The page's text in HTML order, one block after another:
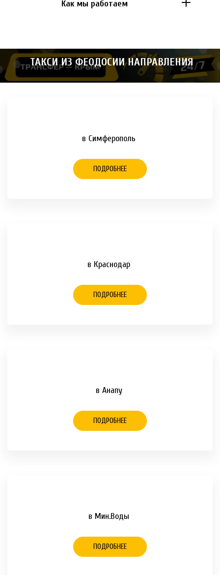
Как мы работаем
ТАКСИ ИЗ ФЕОДОСИИ НАПРАВЛЕНИЯ
в Симферополь
ПОДРОБНЕЕ
в Краснодар
ПОДРОБНЕЕ
в Анапу
ПОДРОБНЕЕ
в Мин.Воды
ПОДРОБНЕЕ